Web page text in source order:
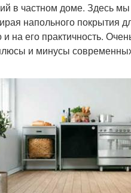
в частном доме. Здесь
напольного покрытия
на его практичность.
и минусы